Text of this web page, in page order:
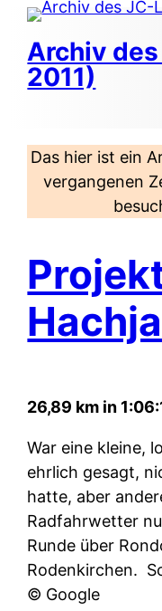
Zum
Inhalt
springen
Archiv
2011)
Das hier ist ein
vergangenen
Hachja
26,89 km in
War eine kleine,
ehrlich gesagt,
hatte, aber
Radfahrwetter
Runde über
Rodenkirchen.
© Google